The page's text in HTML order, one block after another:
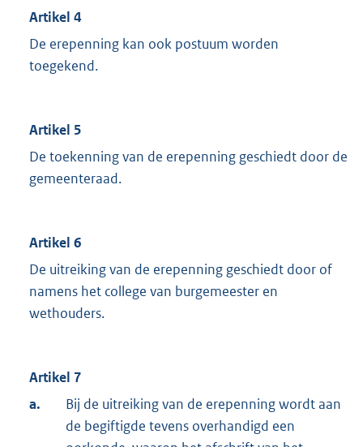
Artikel 4
De erepenning kan ook postuum worden
toegekend.
Artikel 5
De toekenning van de erepenning geschiedt door de
gemeenteraad.
Artikel 6
De uitreiking van de erepenning geschiedt door of
namens het college van burgemeester en
wethouders.
Artikel 7
a.
Bij de uitreiking van de erepenning wordt aan
de begiftigde tevens overhandigd een